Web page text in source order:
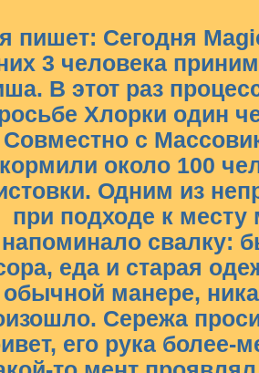
пишет: Сегодня
3 человека
В этот раз
Хлорки один
Совместно с
около 100
Одним из
при подходе к
напоминало свалку:
еда и старая
обычной манере,
Сережа
его рука более-